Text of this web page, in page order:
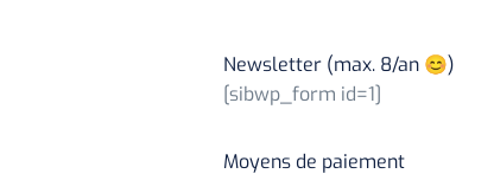
Newsletter (max. 8/an 😊)
[sibwp_form id=1]
Moyens de paiement